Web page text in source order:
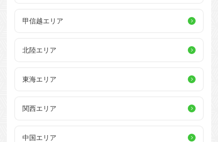
甲信越エリア
北陸エリア
東海エリア
関西エリア
中国エリア